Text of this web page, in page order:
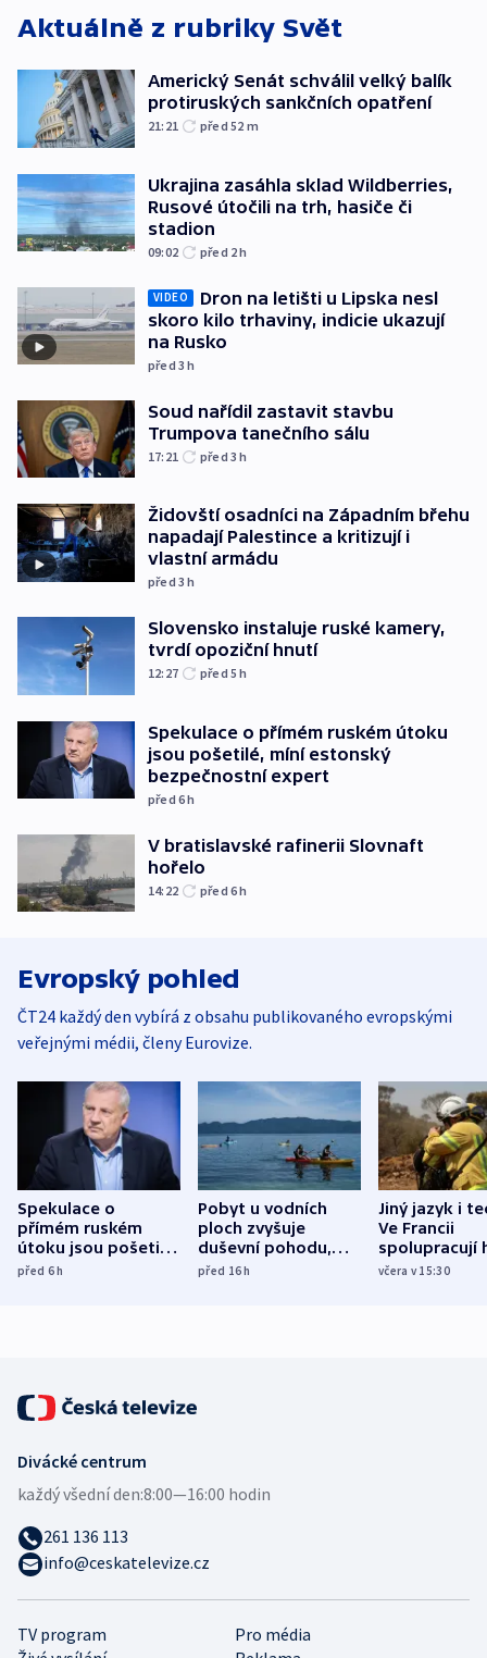
Aktuálně z rubriky Svět
Americký Senát schválil velký balík
protiruských sankčních opatření
21:21 před 52 m
Ukrajina zasáhla sklad Wildberries,
Rusové útočili na trh, hasiče či
stadion
09:02 před 2h
VIDEO
Dron na letišti u Lipska nesl
skoro kilo trhaviny, indicie ukazují
na Rusko
před 3h
Soud nařídil zastavit stavbu
Trumpova tanečního sálu
17:21 před 3h
Židovští osadníci na Západním břehu
napadají Palestince a kritizují i
vlastní armádu
před 3h
Slovensko instaluje ruské kamery,
tvrdí opoziční hnutí
12:27 před 5h
Spekulace o přímém ruském útoku
jsou pošetilé, míní estonský
bezpečnostní expert
před 6h
V bratislavské rafinerii Slovnaft
hořelo
14:22 před 6h
Evropský pohled
ČT24 každý den vybírá z obsahu publikovaného evropskými
veřejnými médii, členy Eurovize.
Spekulace o
přímém ruském
útoku jsou pošetilé,
míní estonský
před 6h
Pobyt u vodních
ploch zvyšuje
duševní pohodu,
ukázala
před 16h
Jiný jazyk i
Ve Francii
spolupracují
různých zemí
včera v 15:30
TV program
Pro média
Divácké centrum
každý všední den:8:00—16:00 hodin
261 136 113
info@ceskatelevize.cz